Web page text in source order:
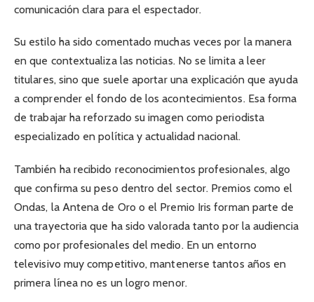
comunicación clara para el espectador.
Su estilo ha sido comentado muchas veces por la manera
en que contextualiza las noticias. No se limita a leer
titulares, sino que suele aportar una explicación que ayuda
a comprender el fondo de los acontecimientos. Esa forma
de trabajar ha reforzado su imagen como periodista
especializado en política y actualidad nacional.
También ha recibido reconocimientos profesionales, algo
que confirma su peso dentro del sector. Premios como el
Ondas, la Antena de Oro o el Premio Iris forman parte de
una trayectoria que ha sido valorada tanto por la audiencia
como por profesionales del medio. En un entorno
televisivo muy competitivo, mantenerse tantos años en
primera línea no es un logro menor.